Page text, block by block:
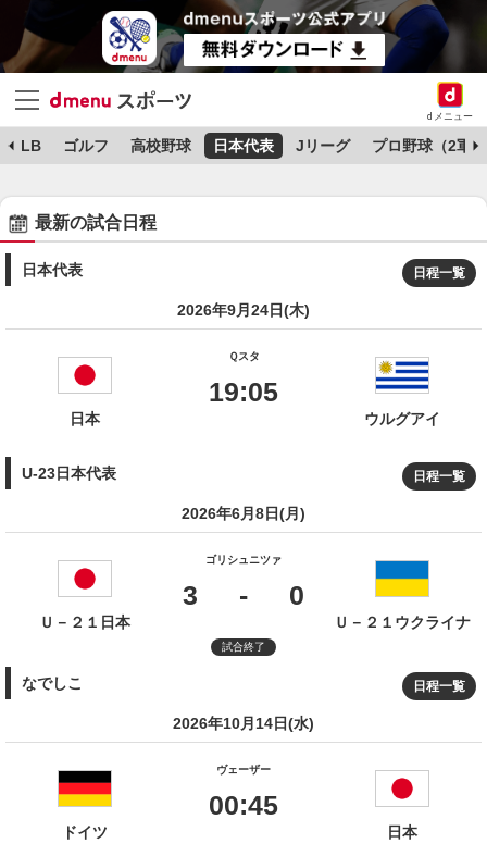
dメニュー
MLB ゴルフ 高校野球 日本代表 Jリーグ プロ野球（2軍）
最新の試合日程
日本代表 日程一覧
2026年9月24日(木)
Ｑスタ
19:05
日本 ウルグアイ
U-23日本代表 日程一覧
2026年6月8日(月)
ゴリシュニツァ
3 - 0
Ｕ－２１日本 Ｕ－２１ウクライナ
試合終了
なでしこ 日程一覧
2026年10月14日(水)
ヴェーザー
00:45
ドイツ 日本